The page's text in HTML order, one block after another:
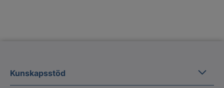
Kunskapsstöd